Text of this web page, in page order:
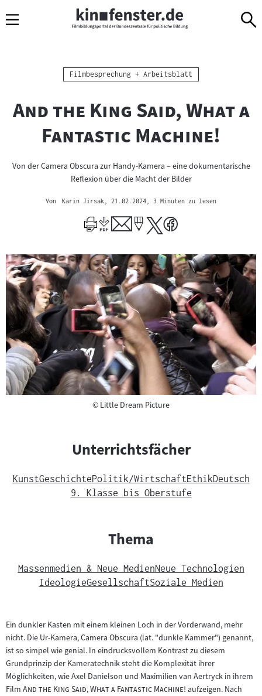
Navigation
zum
zur
Kategorie:
Filmbesprechung + Arbeitsblatt
"
And the King Said, What a
Fantastic Machine!
Von der Camera Obscura zur Handy-Kamera – eine dokumentarische
Reflexion über die Macht der Bilder
Von Karin Jirsak , 21.02.2024 , 3 Minuten zu lesen
©Copyright
Little Dream Picture
Unterrichtsfächer
KunstGeschichtePolitik/WirtschaftEthikDeutsch
9. Klasse bis Oberstufe
Thema
Massenmedien & Neue MedienNeue Technologien
IdeologieGesellschaftSoziale Medien
Ein dunkler Kasten mit einem kleinen Loch in der Vorderwand, mehr
nicht. Die Ur-Kamera, Camera Obscura (lat. "dunkle Kammer") genannt,
ist so simpel wie genial. In eindrucksvollem Kontrast zu diesem
Grundprinzip der Kameratechnik steht die Komplexität ihrer
Möglichkeiten, wie Axel Danielson und Maximilien van Aertryck in ihrem
Film "
And the King Said, What a Fantastic Machine! "aufzeigen. Nach